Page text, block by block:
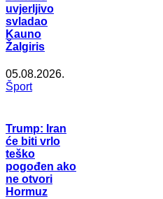
uvjerljivo
svladao
Kauno
Žalgiris
05.08.2026.
Šport
Trump: Iran
će biti vrlo
teško
pogođen ako
ne otvori
Hormuz